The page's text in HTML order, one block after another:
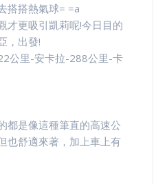
搭搭熱氣球= =a
才更吸引凱莉呢!今日目的
，出發!
公里-安卡拉-288公里-卡
都是像這種筆直的高速公
也舒適來著，加上車上有